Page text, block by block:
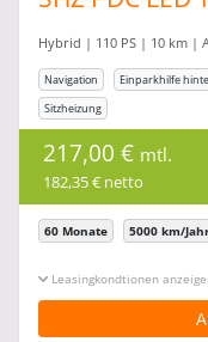
Hybrid | 110 PS | 10 km |
Navigation Einparkhilfe
Sitzheizung
217,00 € mtl.
182,35 € netto
60 Monate 5000 km/
Leasingkonditionen ein-/